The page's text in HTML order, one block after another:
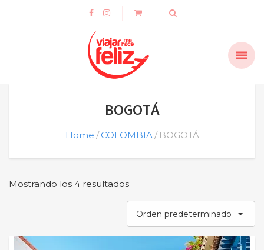
BOGOTÁ
Home COLOMBIA BOGOTÁ
Mostrando los 4 resultados
Orden predeterminado